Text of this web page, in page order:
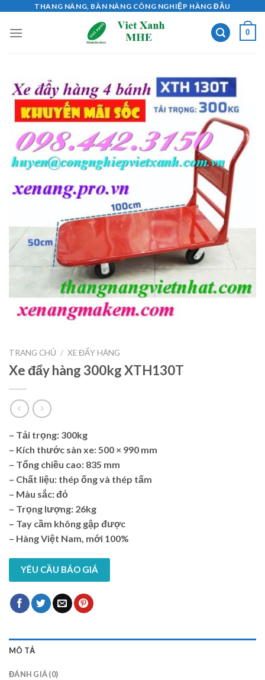
content
THANG NÂNG, BÀN NÂNG CÔNG NGHIỆP HÀNG ĐẦU
0
TRANG CHỦ / XE ĐẨY HÀNG
Xe đẩy hàng 300kg XTH130T
– Tải trọng: 300kg
– Kích thước sàn xe: 500 × 990 mm
– Tổng chiều cao: 835 mm
– Chất liệu: thép ống và thép tấm
– Màu sắc: đỏ
– Trọng lượng: 26kg
– Tay cầm không gập được
– Hàng Việt Nam, mới 100%
YÊU CẦU BÁO GIÁ
MÔ TẢ
ĐÁNH GIÁ (0)